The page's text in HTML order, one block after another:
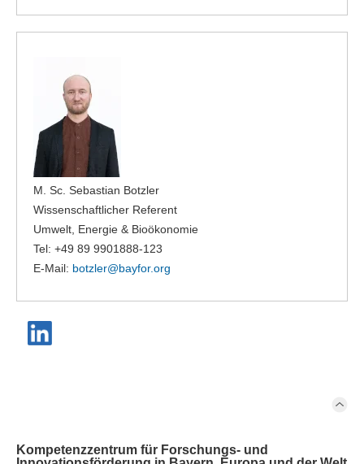
M. Sc. Sebastian Botzler
Wissenschaftlicher Referent
Umwelt, Energie & Bioökonomie
Tel: +49 89 9901888-123
E-Mail: botzler@bayfor.org
Kompetenzzentrum für Forschungs- und